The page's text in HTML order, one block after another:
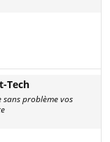
Tech
sans problème vos